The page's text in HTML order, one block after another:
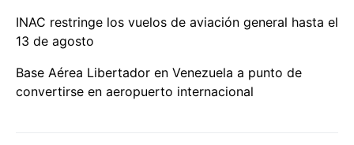
INAC restringe los vuelos de aviación general hasta el
13 de agosto
Base Aérea Libertador en Venezuela a punto de
convertirse en aeropuerto internacional